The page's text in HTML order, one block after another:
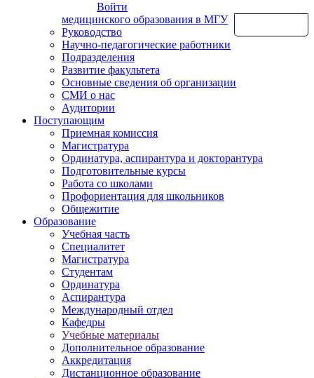
Войти
медицинского образования в МГУ
Руководство
Научно-педагогические работники
Подразделения
Развитие факультета
Основные сведения об организации
СМИ о нас
Аудитории
Поступающим
Приемная комиссия
Магистратура
Ординатура, аспирантура и докторантура
Подготовительные курсы
Работа со школами
Профориентация для школьников
Общежитие
Образование
Учебная часть
Специалитет
Магистратура
Студентам
Ординатура
Аспирантура
Международный отдел
Кафедры
Учебные материалы
Дополнительное образование
Аккредитация
Дистанционное образование